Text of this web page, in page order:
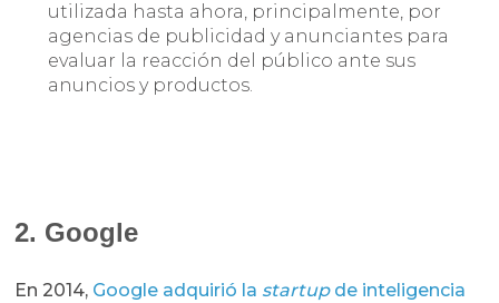
utilizada hasta ahora, principalmente, por
agencias de publicidad y anunciantes para
evaluar la reacción del público ante sus
anuncios y productos.
2. Google
En 2014, Google adquirió la startupde inteligencia